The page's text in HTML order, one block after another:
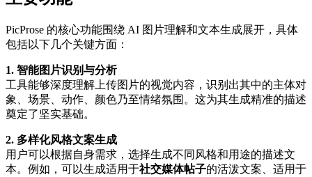
PicProse 的核心功能围绕 AI 图片理解和文本生成展开，具体
包括以下几个关键方面：
1. 智能图片识别与分析
工具能够深度理解上传图片的视觉内容，识别出其中的主体对
象、场景、动作、颜色乃至情绪氛围。这为其生成精准的描述
奠定了坚实基础。
2. 多样化风格文案生成
用户可以根据自身需求，选择生成不同风格和用途的描述文
本。例如，可以生成适用于社交媒体帖子的活泼文案、适用于